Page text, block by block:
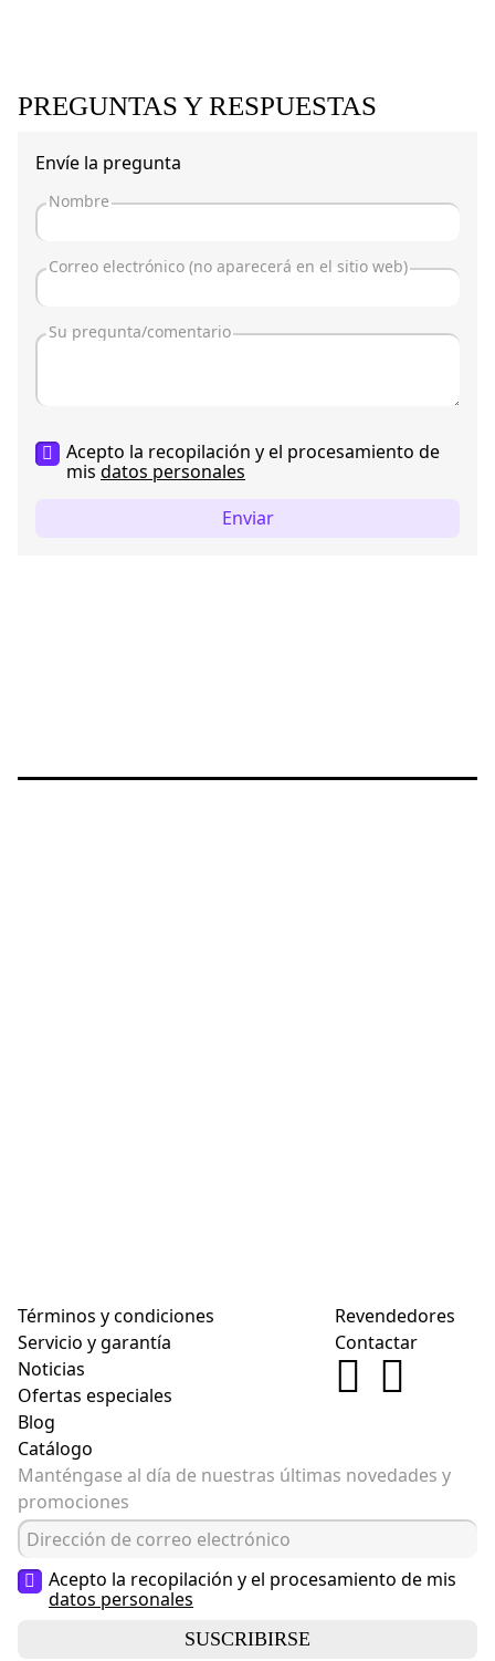
PREGUNTAS Y RESPUESTAS
Envíe la pregunta
Acepto la recopilación y el procesamiento de
mis datos personales
Enviar
Términos y condiciones
Servicio y garantía
Noticias
Ofertas especiales
Blog
Catálogo
Revendedores
Contactar
Manténgase al día de nuestras últimas novedades y
promociones
Acepto la recopilación y el procesamiento de mis
datos personales
SUSCRIBIRSE